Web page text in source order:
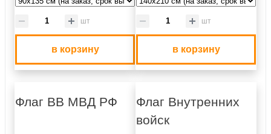
шт
в корзину
шт
в корзину
Флаг ВВ МВД РФ
Флаг Внутренних
войск